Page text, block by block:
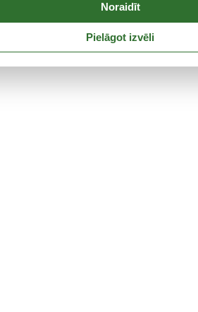
Noraidīt
Pielāgot izvēli